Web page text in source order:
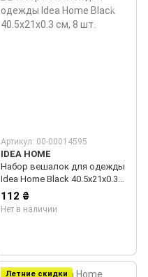
Артикул: 00-00014595
IDEA HOME
Набор вешалок для одежды
Idea Home Black 40.5х21х0.3
см, 8 шт.
112 ₴
Нет в наличии
Летние скидки